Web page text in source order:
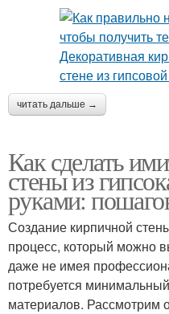
читать дальше →
Как сделать
стены из
руками:
Создание кирпичной
процесс, который можно
даже не имея
потребуется
материалов. Рассмотрим